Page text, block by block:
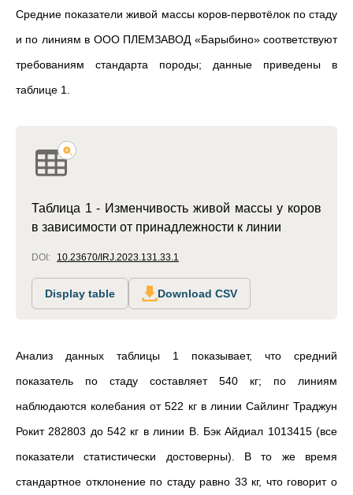
Средние показатели живой массы коров-первотёлок по стаду
и по линиям в ООО ПЛЕМЗАВОД «Барыбино» соответствуют
требованиям стандарта породы; данные приведены в
таблице 1.
Таблица 1 - Изменчивость живой массы у коров
в зависимости от принадлежности к линии
DOI: 10.23670/IRJ.2023.131.33.1
Display table Download CSV
Анализ данных таблицы 1 показывает, что средний
показатель по стаду составляет 540 кг; по линиям
наблюдаются колебания от 522 кг в линии Сайлинг Траджун
Рокит 282803 до 542 кг в линии В. Бэк Айдиал 1013415 (все
показатели статистически достоверны). В то же время
стандартное отклонение по стаду равно 33 кг, что говорит о